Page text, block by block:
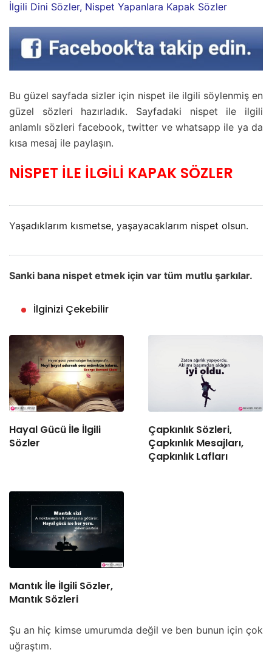
İlgili Dini Sözler, Nispet Yapanlara Kapak Sözler
Bu güzel sayfada sizler için nispet ile ilgili söylenmiş en
güzel sözleri hazırladık. Sayfadaki nispet ile ilgili
anlamlı sözleri facebook, twitter ve whatsapp ile ya da
kısa mesaj ile paylaşın.
NİSPET İLE İLGİLİ KAPAK SÖZLER
Yaşadıklarım kısmetse, yaşayacaklarım nispet olsun.
Sanki bana nispet etmek için var tüm mutlu şarkılar.
İlginizi Çekebilir
Hayal Gücü İle İlgili
Sözler
Çapkınlık Sözleri,
Çapkınlık Mesajları,
Çapkınlık Lafları
Mantık İle İlgili Sözler,
Mantık Sözleri
Şu an hiç kimse umurumda değil ve ben bunun için çok
uğraştım.